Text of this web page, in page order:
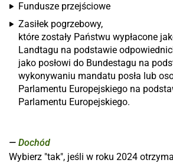
Fundusze przejściowe
Zasiłek pogrzebowy,
które zostały Państwu wypłacone
Landtagu na podstawie
jako posłowi do Bundestagu na
wykonywaniu mandatu posła lub
Parlamentu Europejskiego na
Parlamentu Europejskiego.
Dochód
Wybierz "tak", jeśli w roku 2024